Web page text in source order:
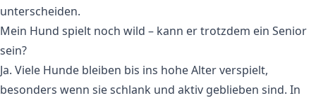
unterscheiden.
Mein Hund spielt noch wild – kann er trotzdem ein Senior
sein?
Ja. Viele Hunde bleiben bis ins hohe Alter verspielt,
besonders wenn sie schlank und aktiv geblieben sind. In